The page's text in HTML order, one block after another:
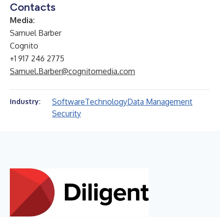
Contacts
Media:
Samuel Barber
Cognito
+1 917 246 2775
Samuel.Barber@cognitomedia.com
Industry: SoftwareTechnologyData Management
Security